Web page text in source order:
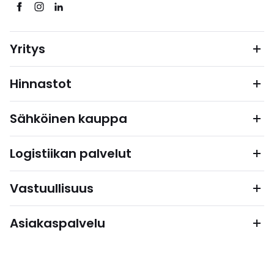
Yritys
Hinnastot
Sähköinen kauppa
Logistiikan palvelut
Vastuullisuus
Asiakaspalvelu